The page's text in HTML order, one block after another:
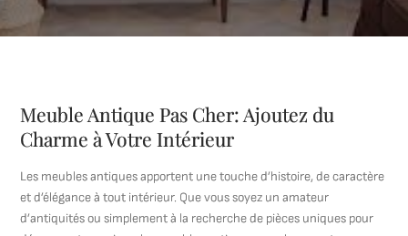
Meuble Antique Pas Cher: Ajoutez du
Charme à Votre Intérieur
Les meubles antiques apportent une touche d’histoire, de caractère
et d’élégance à tout intérieur. Que vous soyez un amateur
d’antiquités ou simplement à la recherche de pièces uniques pour